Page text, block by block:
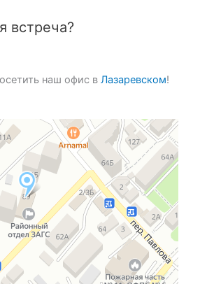
встреча?
наш офис в Лазаревском!